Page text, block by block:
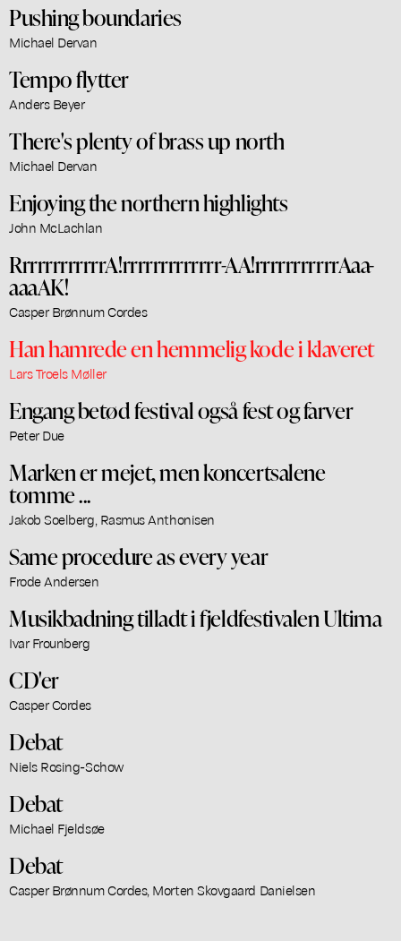
Pushing boundaries
Michael Dervan
Tempo flytter
Anders Beyer
There's plenty of brass up north
Michael Dervan
Enjoying the northern highlights
John McLachlan
RrrrrrrrrrrrA!rrrrrrrrrrrrr-AA!rrrrrrrrrrrAaa-
aaaAK!
Casper Brønnum Cordes
Han hamrede en hemmelig kode i klaveret
Lars Troels Møller
Engang betød festival også fest og farver
Peter Due
Marken er mejet, men koncertsalene
tomme ...
Jakob Soelberg, Rasmus Anthonisen
Same procedure as every year
Frode Andersen
Musikbadning tilladt i fjeldfestivalen Ultima
Ivar Frounberg
CD'er
Casper Cordes
Debat
Niels Rosing-Schow
Debat
Michael Fjeldsøe
Debat
Casper Brønnum Cordes, Morten Skovgaard Danielsen